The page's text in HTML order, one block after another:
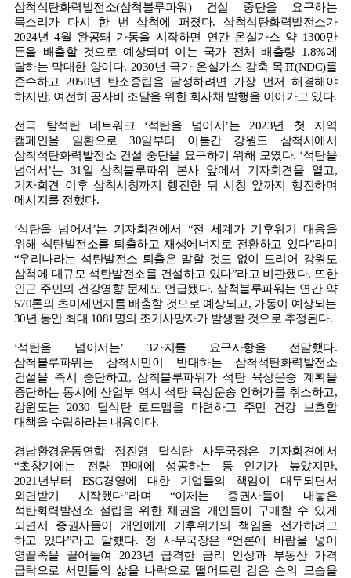
삼척석탄화력발전소(삼척블루파워) 건설 중단을 요구하는
목소리가 다시 한 번 삼척에 퍼졌다.삼척석탄화력발전소가
2024년4월 완공돼 가동을 시작하면 연간 온실가스 약1300만
톤을 배출할 것으로 예상되며 이는 국가 전체 배출량1.8%에
달하는 막대한 양이다. 2030년 국가 온실가스 감축 목표(NDC)를
준수하고 2050년 탄소중립을 달성하려면 가장 먼저 해결해야
하지만, 여전히 공사비 조달을 위한 회사채 발행을 이어가고 있다.
전국 탈석탄 네트워크 ‘석탄을 넘어서’는 2023년 첫 지역
캠페인을 일환으로30일부터 이틀간 강원도 삼척시에서
삼척석탄화력발전소 건설 중단을 요구하기 위해 모였다. ‘석탄을
넘어서’는 31 일 삼척블루파워 본사 앞에서 기자회견을 열고,
기자회견 이후 삼척시청까지 행진한 뒤 시청 앞까지 행진하며
메시지를 전했다.
‘석탄을 넘어서 ’는 기자회견에서 “전 세계가 기후위기 대응을
위해 석탄발전소를 퇴출하고 재생에너지로 전환하고 있다”라며
“우리나라는 석탄발전소 퇴출은 말할 것도 없이 도리어 강원도
삼척에 대규모 석탄발전소를 건설하고 있다”라고 비판했다. 또한
인근 주민의 건강영향 문제도 언급됐다.삼척블루파워는 연간 약
570톤의 초미세먼지를 배출할 것으로 예상되고, 가동이 예상되는
30년 동안 최대 1081 명의 조기사망자가 발생할 것으로 추정된다.
‘석탄을 넘어서는’ 3가지를 요구사항을 전달했다.
삼척블루파워는 삼척시민이 반대하는 삼척석탄화력발전소
건설을 즉시 중단하고,삼척블루파워가 석탄 육상운송 계획을
중단하는 동시에 산업부 역시 석탄 육상운송 인허가를 취소하고,
강원도는 2030 탈석탄 로드맵을 마련하고 주민 건강 보호할
대책을 수립하라는 내용이다.
경남환경운동연합 정진영 탈석탄 사무국장은 기자회견에서
“초창기에는 전량 판매에 성공하는 등 인기가 높았지만,
2021 년부터 ESG경영에 대한 기업들의 책임이 대두되면서
외면받기 시작했다”라며 “이제는 증권사들이 내놓은
석탄화력발전소 설립을 위한 채권을 개인들이 구매할 수 있게
되면서 증권사들이 개인에게 기후위기의 책임을 전가하려고
하고 있다”라고 말했다. 정 사무국장은 “언론에 바람을 넣어
영끌족을 끌어들여
2023년 급격한 금리 인상과 부동산 가격
급락으로 서민들의 삶을 나락으로 떨어트린 검은 손의 모습을